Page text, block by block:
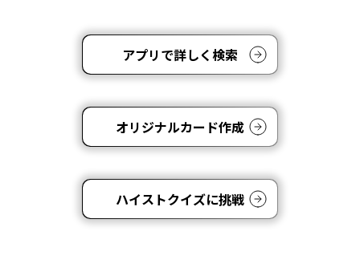
アプリで詳しく検索
オリジナルカード作成
ハイストクイズに挑戦